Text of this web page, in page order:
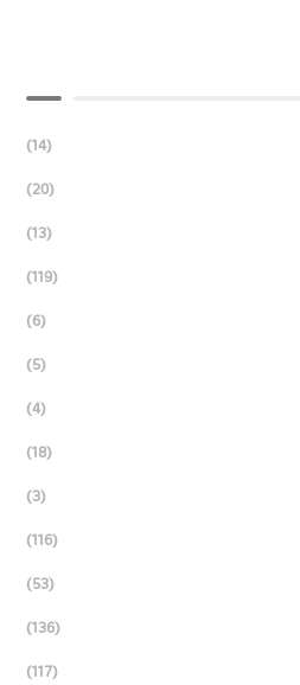
(14)
(20)
(13)
(119)
(6)
(5)
(4)
(18)
(3)
(116)
(53)
(136)
(117)